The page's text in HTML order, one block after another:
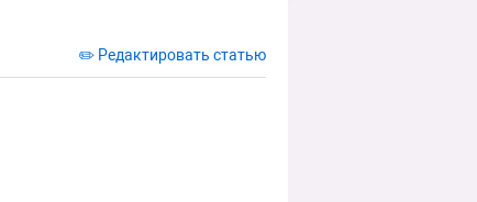
✏️ Редактировать статью